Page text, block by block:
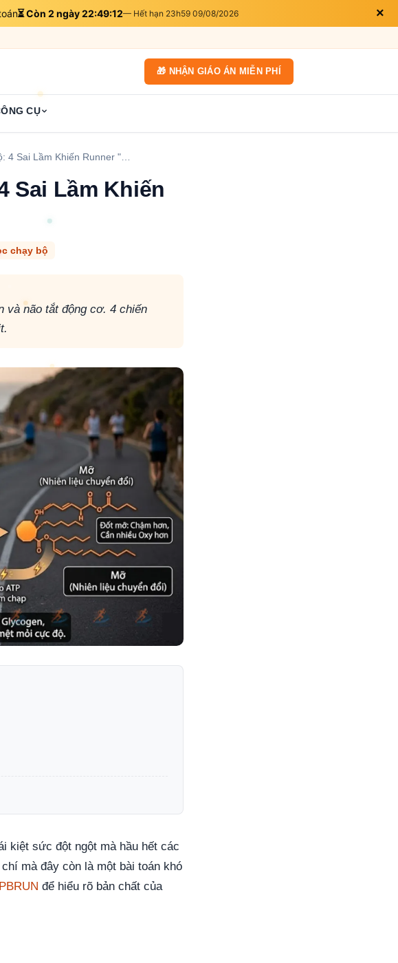
⏳ Còn 2 ngày 22:49:10— Hết hạn 23h59 09/08/2026 ×
🎁 NHẬN GIÁO ÁN MIỄN PHÍ
CỤ
4 Sai Lầm Khiến Runner "…
Sai Lầm Khiến
chạy bộ
và não tắt động cơ. 4 chiến
kiệt sức đột ngột mà hầu hết các
mà đây còn là một bài toán khó
PBRUN để hiểu rõ bản chất của